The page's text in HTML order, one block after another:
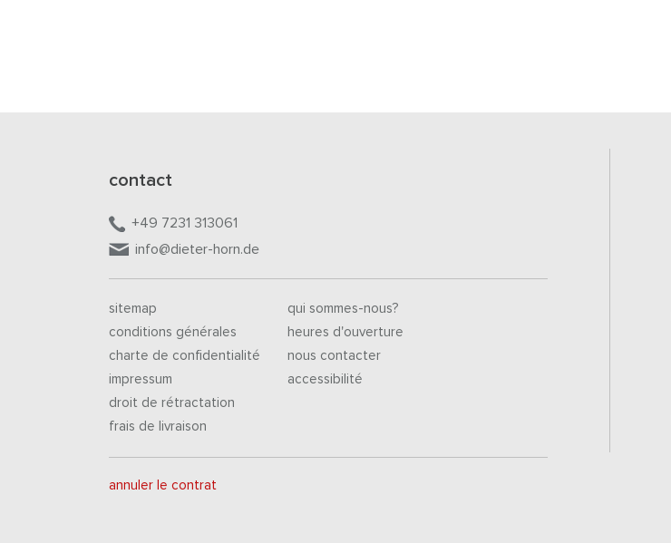
contact
+49 7231 313061
info@dieter-horn.de
sitemap
conditions générales
charte de confidentialité
impressum
droit de rétractation
frais de livraison
qui sommes-nous?
heures d'ouverture
nous contacter
accessibilité
annuler le contrat